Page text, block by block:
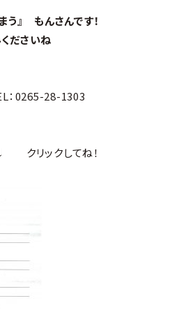
う』 もんさんです！
ださいね
：0265-28-1303
してね！